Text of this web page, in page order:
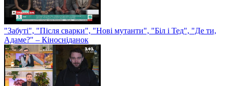
"Забуті", "Після сварки", "Нові мутанти", "Біл і Тед", "Де ти,
Адаме?" – Кіносніданок